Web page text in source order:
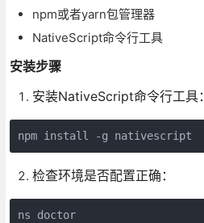
npm或者yarn包管理器
NativeScript命令行工具
安装步骤
安装NativeScript命令行工具：
npm install -g nativescript
检查环境是否配置正确：
ns doctor